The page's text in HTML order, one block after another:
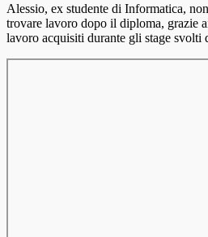
Alessio, ex studente di Informatica,
trovare lavoro dopo il diploma, grazie
lavoro acquisiti durante gli stage svolti